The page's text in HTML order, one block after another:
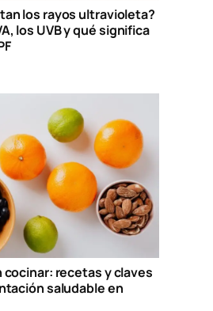
los rayos ultravioleta?
los UVB y qué significa
cocinar: recetas y claves
saludable en